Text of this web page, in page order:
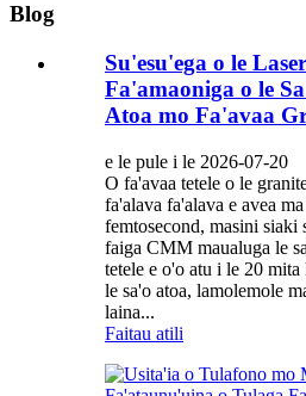
Blog
Su'esu'ega o le
Fa'amaoniga o le
Atoa mo Fa'avaa
e le pule i le 2026-07-20
O fa'avaa tetele o le
fa'alava fa'alava e avea
femtosecond, masini siaki
faiga CMM maualuga le
tetele e o'o atu i le 20
le sa'o atoa, lamolemole
laina...
Faitau atili